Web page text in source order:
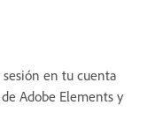
en tu cuenta
Adobe Elements y